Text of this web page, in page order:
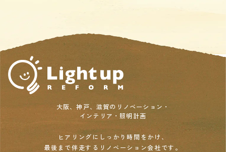
大阪、神戸、滋賀のリノベーション・
インテリア・照明計画
ヒアリングにしっかり時間をかけ、
最後まで伴走するリノベーション会社です。